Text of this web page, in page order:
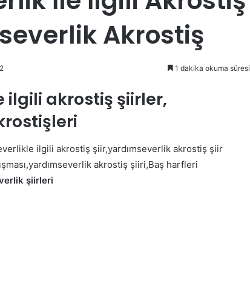
Akrostiş
1 dakika okuma süresi
ilgili akrostiş şiirler,
ilgili akrostiş şiir,yardımseverlik akrostiş şiir
akrostiş şiiri,Baş harfleri
şiirleri